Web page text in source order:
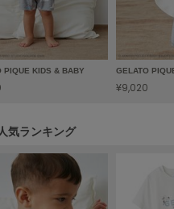
PIQUE KIDS & BABY GELATO
¥9,020
気ランキング